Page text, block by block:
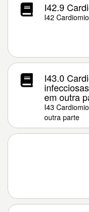
I42.9
I42
I43.0
em outra
I43
outra parte